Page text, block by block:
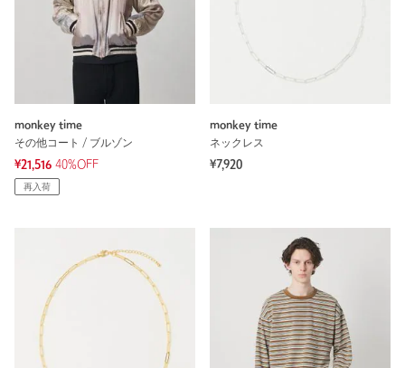
monkey time
その他コート / ブルゾン
¥21,516 40%OFF
再入荷
monkey time
ネックレス
¥7,920